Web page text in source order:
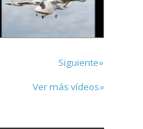
Siguiente»
Ver más vídeos»